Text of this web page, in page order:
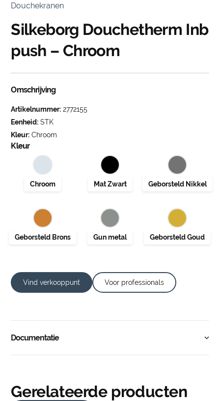
Douchekranen
Silkeborg Douchetherm Inb
push – Chroom
Omschrijving
Artikelnummer: 2772155
Eenheid: STK
Kleur: Chroom
Kleur
Vind verkooppunt Voor professionals
Documentatie
Gerelateerde producten